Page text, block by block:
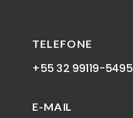
TELEFONE
+55 32 99119-5495
E-MAIL